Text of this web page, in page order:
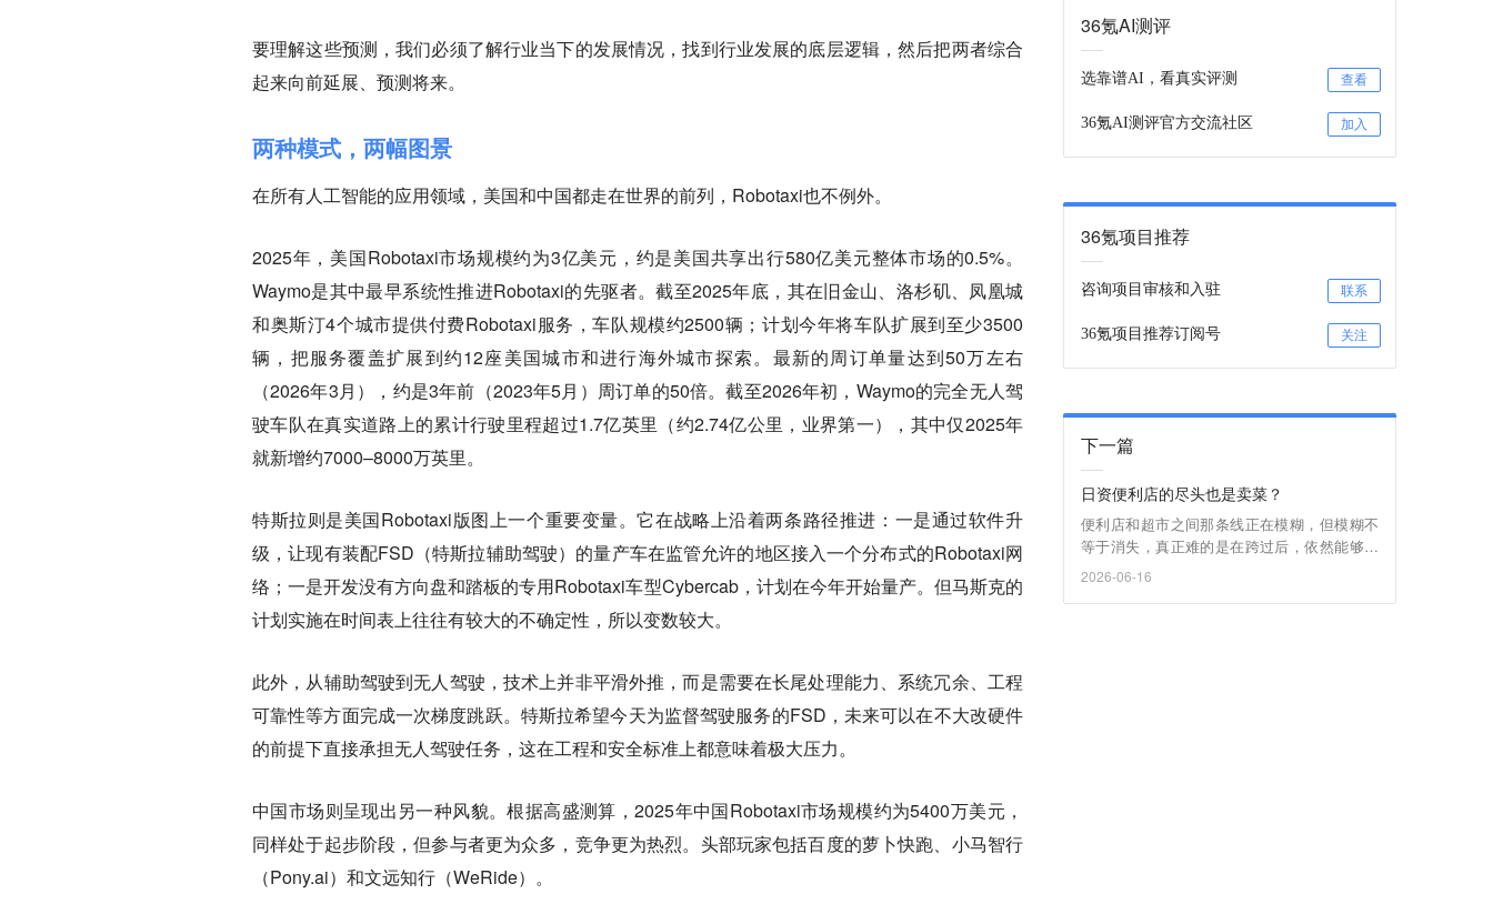
要理解这些预测，我们必须了解行业当下的发展情况，找到行业发展的底层逻辑，然后把两者综合
起来向前延展、预测将来。
两种模式，两幅图景
在所有人工智能的应用领域，美国和中国都走在世界的前列，Robotaxi也不例外。
2025年，美国Robotaxi市场规模约为3亿美元，约是美国共享出行580亿美元整体市场的0.5%。
Waymo是其中最早系统性推进Robotaxi的先驱者。截至2025年底，其在旧金山、洛杉矶、凤凰城
和奥斯汀4个城市提供付费Robotaxi服务，车队规模约2500辆；计划今年将车队扩展到至少3500
辆，把服务覆盖扩展到约12座美国城市和进行海外城市探索。最新的周订单量达到50万左右
（2026年3月），约是3年前（2023年5月）周订单的50倍。截至2026年初，Waymo的完全无人驾
驶车队在真实道路上的累计行驶里程超过1.7亿英里（约2.74亿公里，业界第一），其中仅2025年
就新增约7000–8000万英里。
特斯拉则是美国Robotaxi版图上一个重要变量。它在战略上沿着两条路径推进：一是通过软件升
级，让现有装配FSD（特斯拉辅助驾驶）的量产车在监管允许的地区接入一个分布式的Robotaxi网
络；一是开发没有方向盘和踏板的专用Robotaxi车型Cybercab，计划在今年开始量产。但马斯克的
计划实施在时间表上往往有较大的不确定性，所以变数较大。
此外，从辅助驾驶到无人驾驶，技术上并非平滑外推，而是需要在长尾处理能力、系统冗余、工程
可靠性等方面完成一次梯度跳跃。特斯拉希望今天为监督驾驶服务的FSD，未来可以在不大改硬件
的前提下直接承担无人驾驶任务，这在工程和安全标准上都意味着极大压力。
中国市场则呈现出另一种风貌。根据高盛测算，2025年中国Robotaxi市场规模约为5400万美元，
同样处于起步阶段，但参与者更为众多，竞争更为热烈。头部玩家包括百度的萝卜快跑、小马智行
（Pony.ai）和文远知行（WeRide）。
36氪AI测评
选靠谱AI，看真实评测 查看
36氪AI测评官方交流社区 加入
36氪项目推荐
咨询项目审核和入驻 联系
36氪项目推荐订阅号 关注
下一篇
日资便利店的尽头也是卖菜？
便利店和超市之间那条线正在模糊，但模糊不
等于消失，真正难的是在跨过后，依然能够赚
钱。
2026-06-16